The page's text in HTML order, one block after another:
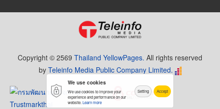
Copyright © 2569 Thailand YellowPages. All rights reserved
by Teleinfo Media Public Company Limited.
We use cookies
We use cookies to improve your
experience and performance on our
website. Learn more
Setting Accept